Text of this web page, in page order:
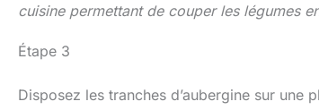
cuisine permettant de couper les légumes
Étape 3
Disposez les tranches d’aubergine sur une